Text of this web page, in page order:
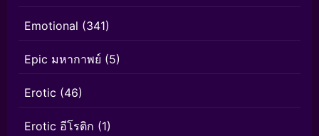
Emotional (341)
Epic มหากาพย์ (5)
Erotic (46)
Erotic อีโรติก (1)